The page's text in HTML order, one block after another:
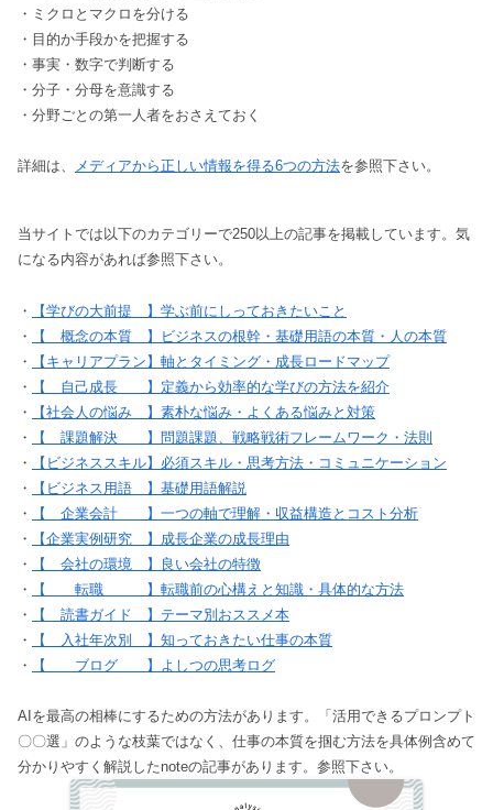
・ミクロとマクロを分ける
・目的か手段かを把握する
・事実・数字で判断する
・分子・分母を意識する
・分野ごとの第一人者をおさえておく
詳細は、 メディアから正しい情報を得る6つの方法を参照下さい。
当サイトでは以下のカテゴリーで250以上の記事を掲載しています。気
になる内容があれば参照下さい。
・
【学びの大前提 】学ぶ前にしっておきたいこと
・
【 概念の本質 】ビジネスの根幹・基礎用語の本質・人の本質
・
【キャリアプラン】軸とタイミング・成長ロードマップ
・
【 自己成長 】定義から効率的な学びの方法を紹介
・
【社会人の悩み 】素朴な悩み・よくある悩みと対策
・
【 課題解決 】問題課題、戦略戦術フレームワーク・法則
・
【ビジネススキル】必須スキル・思考方法・コミュニケーション
・
【ビジネス用語 】基礎用語解説
・
【 企業会計 】一つの軸で理解・収益構造とコスト分析
・
【企業実例研究 】成長企業の成長理由
・
【 会社の環境 】良い会社の特徴
・
【 転職 】転職前の心構えと知識・具体的な方法
・
【 読書ガイド 】テーマ別おススメ本
・
【 入社年次別 】知っておきたい仕事の本質
・
【 ブログ 】よしつの思考ログ
AIを最高の相棒にするための方法があります。「活用できるプロンプト
〇〇選」のような枝葉ではなく、仕事の本質を掴む方法を具体例含めて
分かりやすく解説したnoteの記事があります。参照下さい。